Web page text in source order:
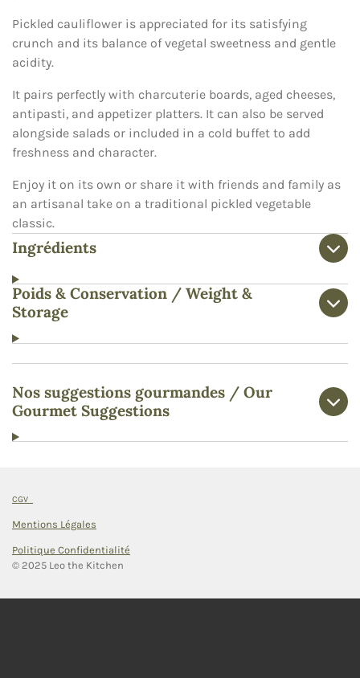
Pickled cauliflower is appreciated for its satisfying
crunch and its balance of vegetal sweetness and gentle
acidity.
It pairs perfectly with charcuterie boards, aged cheeses,
antipasti, and appetizer platters. It can also be served
alongside salads or included in a cold buffet to add
freshness and character.
Enjoy it on its own or share it with friends and family as
an artisanal take on a traditional pickled vegetable
classic.
Ingrédients
Poids & Conservation / Weight &
Storage
Nos suggestions gourmandes / Our
Gourmet Suggestions
CGV
Mentions Légales
Politique Confidentialité
© 2025 Leo the Kitchen